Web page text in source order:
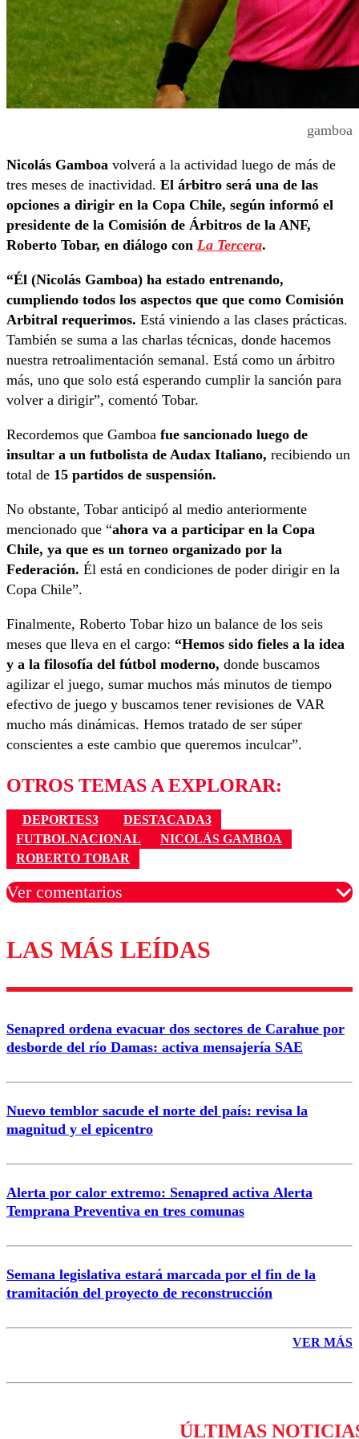
gamboa
Nicolás Gamboa volverá a la actividad luego de más de
tres meses de inactividad. El árbitro será una de las
opciones a dirigir en la Copa Chile, según informó el
presidente de la Comisión de Árbitros de la ANF,
Roberto Tobar, en diálogo con La Tercera.
“Él (Nicolás Gamboa) ha estado entrenando,
cumpliendo todos los aspectos que que como Comisión
Arbitral requerimos. Está viniendo a las clases prácticas.
También se suma a las charlas técnicas, donde hacemos
nuestra retroalimentación semanal. Está como un árbitro
más, uno que solo está esperando cumplir la sanción para
volver a dirigir”, comentó Tobar.
Recordemos que Gamboa fue sancionado luego de
insultar a un futbolista de Audax Italiano, recibiendo un
total de 15 partidos de suspensión.
No obstante, Tobar anticipó al medio anteriormente
mencionado que “ahora va a participar en la Copa
Chile, ya que es un torneo organizado por la
Federación. Él está en condiciones de poder dirigir en la
Copa Chile”.
Finalmente, Roberto Tobar hizo un balance de los seis
meses que lleva en el cargo: “Hemos sido fieles a la idea
y a la filosofía del fútbol moderno, donde buscamos
agilizar el juego, sumar muchos más minutos de tiempo
efectivo de juego y buscamos tener revisiones de VAR
mucho más dinámicas. Hemos tratado de ser súper
conscientes a este cambio que queremos inculcar”.
OTROS TEMAS A EXPLORAR:
DEPORTES3
DESTACADA3
FUTBOLNACIONAL
NICOLÁS GAMBOA
ROBERTO TOBAR
Ver comentarios
Los comentarios son moderados para garantizar un
diálogo respetuoso.
Nombre
Correo
LAS MÁS LEÍDAS
Senapred ordena evacuar dos sectores de Carahue por
desborde del río Damas: activa mensajería SAE
Nuevo temblor sacude el norte del país: revisa la
magnitud y el epicentro
Alerta por calor extremo: Senapred activa Alerta
Temprana Preventiva en tres comunas
Semana legislativa estará marcada por el fin de la
tramitación del proyecto de reconstrucción
VER MÁS
ÚLTIMAS